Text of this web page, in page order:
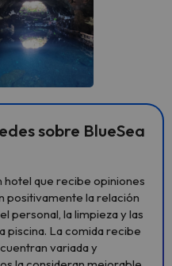
sobre BlueSea
hotel que recibe opiniones
positivamente la relación
personal, la limpieza y las
piscina. La comida recibe
variada y